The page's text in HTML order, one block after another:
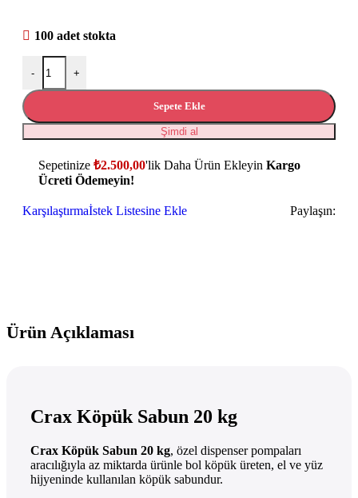
100 adet stokta
- +
Sepete Ekle
Şimdi al
Sepetinize ₺2.500,00'lik Daha Ürün Ekleyin Kargo
Ücreti Ödemeyin!
Karşılaştırmaİstek Listesine Ekle Paylaşın:
Ürün Açıklaması
Crax Köpük Sabun 20 kg
Crax Köpük Sabun 20 kg, özel dispenser pompaları
aracılığıyla az miktarda ürünle bol köpük üreten, el ve yüz
hijyeninde kullanılan köpük sabundur.